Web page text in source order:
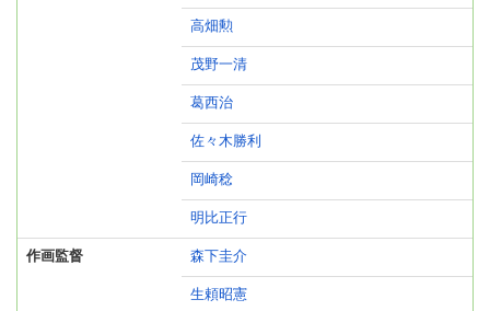
高畑勲
茂野一清
葛西治
佐々木勝利
岡崎稔
明比正行
作画監督 森下圭介
生頼昭憲